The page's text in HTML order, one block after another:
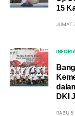
15
JUMAT
DKI
RABU